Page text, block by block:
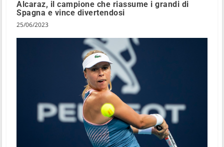
Alcaraz, il campione che riassume i grandi di
Spagna e vince divertendosi
25/06/2023